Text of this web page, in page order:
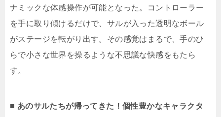
ナミックな体感操作が可能となった。コントローラー
を手に取り傾けるだけで、サルが入った透明なボール
がステージを転がり出す。その感覚はまるで、手のひ
らで小さな世界を操るような不思議な快感をもたら
す。
■ あのサルたちが帰ってきた！個性豊かなキャラクタ